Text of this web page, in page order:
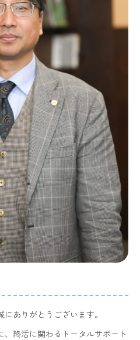
ありがとうございます。
終活に関わるトータルサポート